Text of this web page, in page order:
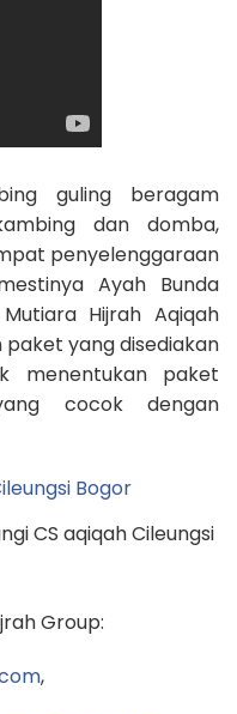
guling beragam
dan domba,
penyelenggaraan
Ayah Bunda
Hijrah Aqiqah
yang disediakan
menentukan paket
cocok dengan
CS aqiqah Cileungsi
Group:
,